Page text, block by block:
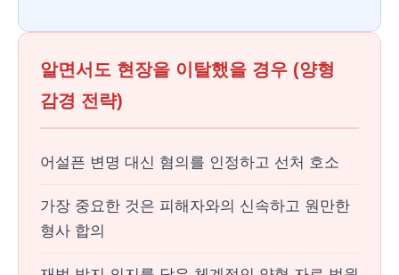
알면서도 현장을 이탈했을 경우 (양형
감경 전략)
어설픈 변명 대신 혐의를 인정하고 선처 호소
가장 중요한 것은 피해자와의 신속하고 원만한
형사 합의